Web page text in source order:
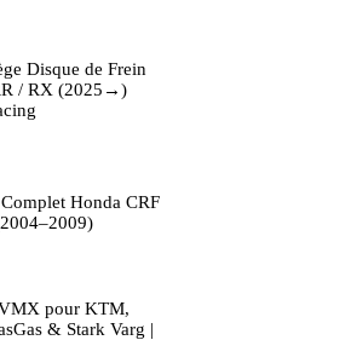
Disque de Frein
/ RX (2025→)
Honda CRF
pour KTM,
& Stark Varg |